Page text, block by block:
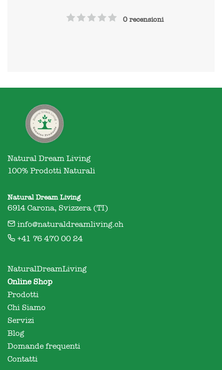
0 recensioni
Natural Dream Living
100% Prodotti Naturali
Natural Dream Living
6914 Carona, Svizzera (TI)
info@naturaldreamliving.ch
+41 76 470 00 24
NaturalDreamLiving
Online Shop
Prodotti
Chi Siamo
Servizi
Blog
Domande frequenti
Contatti